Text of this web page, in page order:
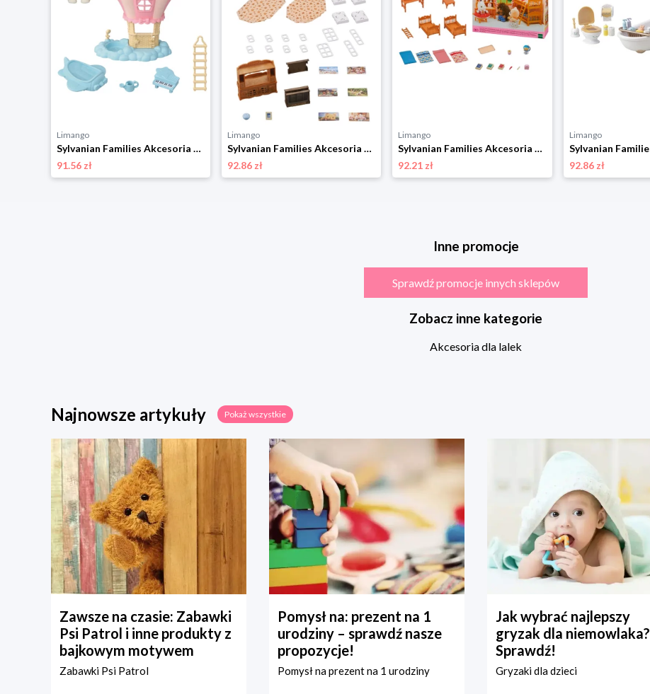
Limango
Sylvanian Families Akcesoria dla lalek - 3+ rozmiar: onesize
91.56 zł
Limango
Sylvanian Families Akcesoria dla lalek "Country house living room" - 3+ rozmiar: onesize
92.86 zł
Limango
Sylvanian Families Akcesoria do rodziny Sylvanian - 3+ rozmiar: onesize
92.21 zł
Limango
92.86 zł
Inne promocje
Sprawdź promocje innych sklepów
Zobacz inne kategorie
Akcesoria dla lalek
Najnowsze artykuły Pokaż wszystkie
Zawsze na czasie: Zabawki
Psi Patrol i inne produkty z
bajkowym motywem
Zabawki Psi Patrol
Pomysł na: prezent na 1
urodziny – sprawdź nasze
propozycje!
Pomysł na prezent na 1 urodziny
Jak wybrać najlepszy
gryzak dla niemowlaka?
Sprawdź!
Gryzaki dla dzieci